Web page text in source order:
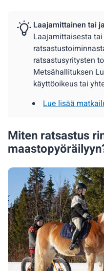
Laajamittainen tai
Laajamittaisesta
ratsastusyritysten
Metsähallituksen
käyttöoikeus tai
Lue lisää
Miten ratsastus